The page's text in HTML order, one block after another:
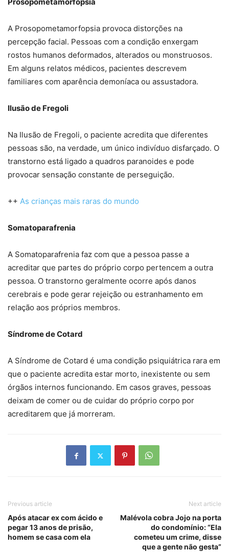
A Prosopometamorfopsia provoca distorções na
percepção facial. Pessoas com a condição enxergam
rostos humanos deformados, alterados ou monstruosos.
Em alguns relatos médicos, pacientes descrevem
familiares com aparência demoníaca ou assustadora.
Ilusão de Fregoli
Na Ilusão de Fregoli, o paciente acredita que diferentes
pessoas são, na verdade, um único indivíduo disfarçado. O
transtorno está ligado a quadros paranoides e pode
provocar sensação constante de perseguição.
++ As crianças mais raras do mundo
Somatoparafrenia
A Somatoparafrenia faz com que a pessoa passe a
acreditar que partes do próprio corpo pertencem a outra
pessoa. O transtorno geralmente ocorre após danos
cerebrais e pode gerar rejeição ou estranhamento em
relação aos próprios membros.
Síndrome de Cotard
A Síndrome de Cotard é uma condição psiquiátrica rara em
que o paciente acredita estar morto, inexistente ou sem
órgãos internos funcionando. Em casos graves, pessoas
deixam de comer ou de cuidar do próprio corpo por
acreditarem que já morreram.
Previous article
Após atacar ex com ácido e
pegar 13 anos de prisão,
homem se casa com ela
Next article
Malévola cobra Jojo na porta
do condomínio: “Ela
cometeu um crime, disse
que a gente não gesta”